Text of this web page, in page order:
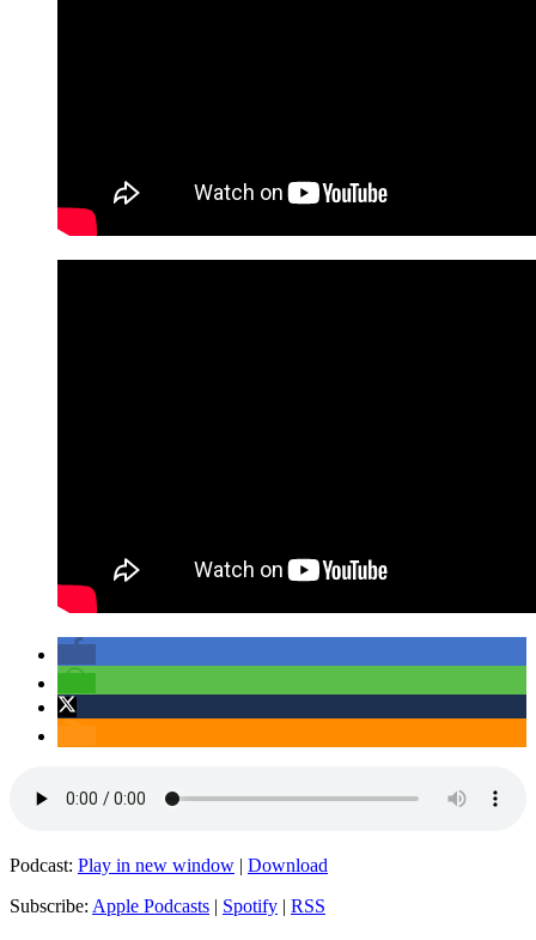
Podcast: Play in new window | Download
Subscribe: Apple Podcasts | Spotify | RSS